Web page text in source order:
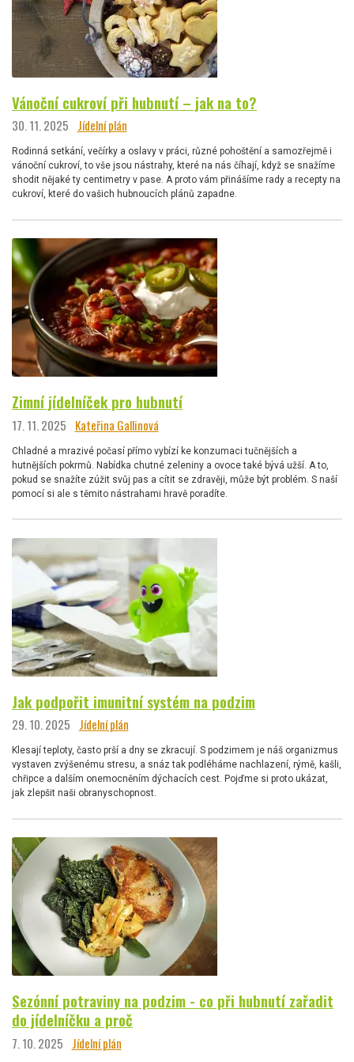
Vánoční cukroví při hubnutí – jak na to?
30. 11. 2025 Jídelní plán
Rodinná setkání, večírky a oslavy v práci, různé pohoštění a samozřejmě i
vánoční cukroví, to vše jsou nástrahy, které na nás číhají, když se snažíme
shodit nějaké ty centimetry v pase. A proto vám přinášíme rady a recepty na
cukroví, které do vašich hubnoucích plánů zapadne.
Zimní jídelníček pro hubnutí
17. 11. 2025 Kateřina Gallinová
Chladné a mrazivé počasí přímo vybízí ke konzumaci tučnějších a
hutnějších pokrmů. Nabídka chutné zeleniny a ovoce také bývá užší. A to,
pokud se snažíte zúžit svůj pas a cítit se zdravěji, může být problém. S naší
pomocí si ale s těmito nástrahami hravě poradíte.
Jak podpořit imunitní systém na podzim
29. 10. 2025 Jídelní plán
Klesají teploty, často prší a dny se zkracují. S podzimem je náš organizmus
vystaven zvýšenému stresu, a snáz tak podléháme nachlazení, rýmě, kašli,
chřipce a dalším onemocněním dýchacích cest. Pojďme si proto ukázat,
jak zlepšit naši obranyschopnost.
Sezónní potraviny na podzim - co při hubnutí zařadit
do jídelníčku a proč
7. 10. 2025 Jídelní plán